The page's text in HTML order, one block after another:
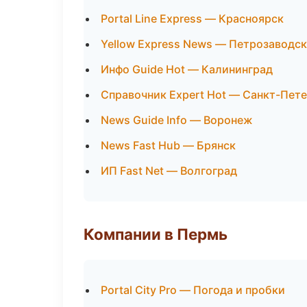
Portal Line Express — Красноярск
Yellow Express News — Петрозаводск
Инфо Guide Hot — Калининград
Справочник Expert Hot — Санкт-
News Guide Info — Воронеж
News Fast Hub — Брянск
ИП Fast Net — Волгоград
Компании в Пермь
Portal City Pro — Погода и пробки